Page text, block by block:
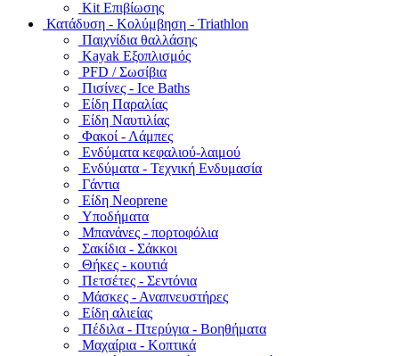
Kit Επιβίωσης
Κατάδυση - Κολύμβηση - Triathlon
Παιχνίδια θαλλάσης
Kayak Εξοπλισμός
PFD / Σωσίβια
Πισίνες - Ice Baths
Είδη Παραλίας
Είδη Ναυτιλίας
Φακοί - Λάμπες
Ενδύματα κεφαλιού-λαιμού
Ενδύματα - Τεχνική Ενδυμασία
Γάντια
Είδη Neoprene
Υποδήματα
Μπανάνες - πορτοφόλια
Σακίδια - Σάκκοι
Θήκες - κουτιά
Πετσέτες - Σεντόνια
Μάσκες - Αναπνευστήρες
Είδη αλιείας
Πέδιλα - Πτερύγια - Βοηθήματα
Μαχαίρια - Κοπτικά